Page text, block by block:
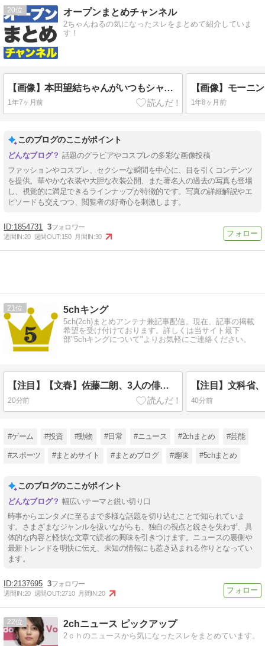
20 オープンまとめチャンネル
2ちゃんねるの気になったスレをまとめて紹介していま
す！
【画像】本田望結ちゃんがいつもシャツインする理由
1年7ヶ月前 1年8ヶ月前
このブログのここがポイント
話題のグラビアやコスプレの多彩な画像投稿
ファッションやコスプレ、セクシーな瞬間を中心に、目を引くコンテンツ
を提供。華やかな衣装や大胆な衣装公開、また著名人の過去の写真も登場
し、視覚的に満足できるラインナップが特徴的です。写真の詳細解説やエ
ピソードも交えつつ、閲覧者の好奇心を刺激します。
1854731 3
週間IN:20 週間OUT:150 月間IN:30
21 5chキング
5ch(2ch)まとめアンテナ兼記事配信。現在、記事の掲載
希望を受け付けております。詳しくは当サイト最下
部"5chキングについて"よりお気軽にご連絡ください。
【注目】【文春】佐藤二朗、3人の俳優への“暴露メール”《「爆弾ハラスメント」第2弾》
20分前 40分前
#ゲーム #投資 #動物 #日常 #ニュース #2chまとめ #芸能
#スポーツ #まとめサイト #まとめブログ #趣味 #5chまとめ
このブログのここがポイント
幅広いテーマと鋭い切り口
時事からエンタメに至るまで多様な話題を切り込むことで知られていま
す。さまざまなジャンルを扱いながらも、独自の視点と鋭さを失わず、具
体的な内容と軽快な文章で読者の興味を引きつけます。ニュースの裏側や
最新トレンドを明快に伝え、未知の情報にも惹き込まれる作りとなってい
ます。
2137695 3
週間IN:20 週間OUT:2710 月間IN:20
22 2chニュース ピックアップ
2ｃｈのニュースから気になったスレをまとめています。